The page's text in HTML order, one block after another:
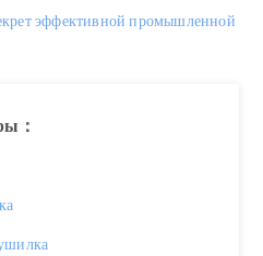
производственным
эффективной промышленной
：